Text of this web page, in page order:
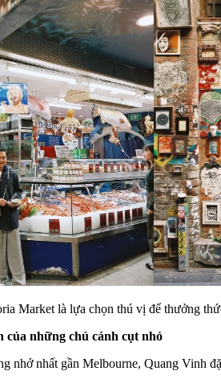
Market là lựa chọn thú vị để thưởng
của những chú cánh cụt nhỏ
nhớ nhất gần Melbourne, Quang Vinh